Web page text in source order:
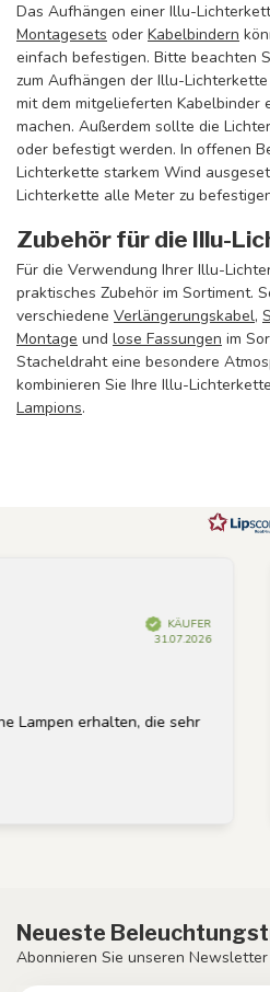
Das Aufhängen einer Illu-
Montagesets oder Kabelbindern
einfach befestigen. Bitte beachten
zum Aufhängen der Illu-
mit dem mitgelieferten Kabelbinder
machen. Außerdem sollte die
oder befestigt werden. In offenen
Lichterkette starkem Wind
Lichterkette alle Meter zu
Zubehör für die Illu-
Für die Verwendung Ihrer Illu-
praktisches Zubehör im Sortiment.
verschiedene Verlängerungskabel,
Montage und lose Fassungen im
Stacheldraht eine besondere
kombinieren Sie Ihre Illu-
Lampions.
KÄUFER
31.07.2026
erhalten, die sehr
Neueste
Abonnieren Sie unseren Newsletter